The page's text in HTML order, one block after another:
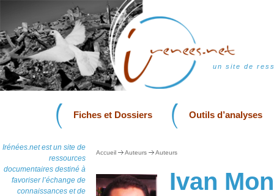
un site de
Fiches et Dossiers Outils d’analyses
Irénées.net est un site de
ressources
documentaires destiné à
favoriser l’échange de
connaissances et de
Accueil Auteurs Auteurs
Ivan